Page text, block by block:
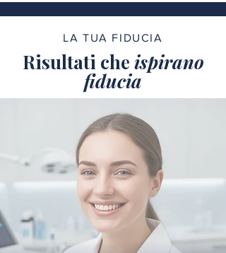
LA TUA FIDUCIA
Risultati che ispirano
fiducia